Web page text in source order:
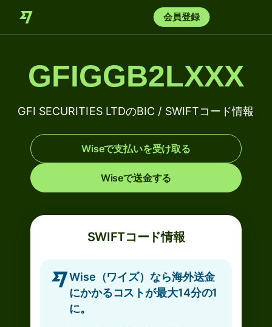
会員登録
GFIGGB2LXXX
GFI SECURITIES LTDのBIC / SWIFTコード情報
Wiseで支払いを受け取る
Wiseで送金する
SWIFTコード情報
Wise（ワイズ）なら海外送金
にかかるコストが最大14分の1
に。